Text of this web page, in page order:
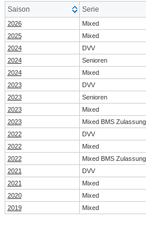
Saison Serie
2026
Mixed
2025
Mixed
2024
DVV
2024
Senioren
2024
Mixed
2023
DVV
2023
Senioren
2023
Mixed
2023
Mixed BMS Zulassung
2022
DVV
2022
Mixed
2022
Mixed BMS Zulassung
2021
DVV
2021
Mixed
2020
Mixed
2019
Mixed